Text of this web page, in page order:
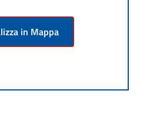
in Mappa